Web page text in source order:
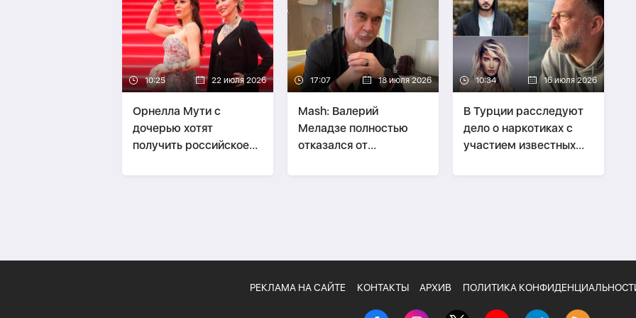
10:25 22 июля 2026
Орнелла Мути с
дочерью хотят
получить российское
17:07 18 июля 2026
Mash: Валерий
Меладзе полностью
отказался от
10:34 16 июля 2026
В Турции расследуют
дело о наркотиках с
участием известных
бизнеса
РЕКЛАМА НА САЙТЕ КОНТАКТЫ АРХИВ ПОЛИТИКА